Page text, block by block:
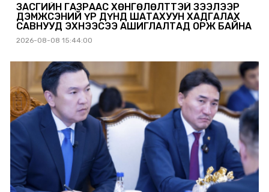
ЗАСГИЙН ГАЗРААС ХӨНГӨЛӨЛТТЭЙ ЗЭЭЛЭЭР
ДЭМЖСЭНИЙ ҮР ДҮНД ШАТАХУУН ХАДГАЛАХ
САВНУУД ЭХНЭЭСЭЭ АШИГЛАЛТАД ОРЖ БАЙНА
2026-08-08 15:44:00